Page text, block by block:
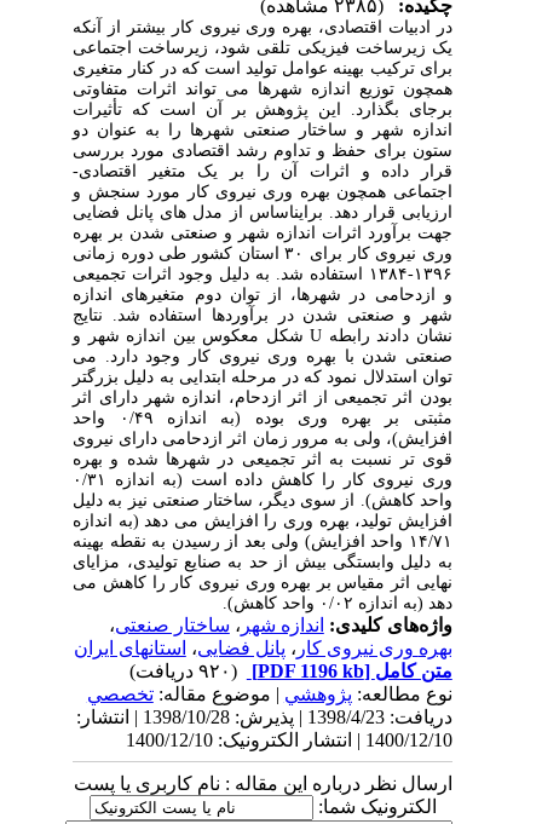
چکیده:
در ادبیات اقتصادی، بهرهوری نیروی کار بیشتر از آنکه
یک زیرساخت فیزیکی تلقی شود، زیرساخت اجتماعی
برای ترکیب بهینه عوامل تولید است که در کنار متغیری
همچون توزیع اندازه شهرها می ‎تواند اثرات متفاوتی
برجای بگذارد. این پژوهش بر آن است که تأثیرات
اندازه شهر و ساختار صنعتی شهرها را به عنوان دو
ستون برای حفظ و تداوم رشد اقتصادی مورد بررسی
قرار داده و اثرات آن را بر یک متغیر اقتصادی-
اجتماعی همچون بهرهوری نیروی کار مورد سنجش و
ارزیابی قرار دهد. براین‎اساس از مدل‎ های پانل فضایی
جهت برآورد اثرات اندازه شهر و صنعتی شدن بر بهره
وری نیروی کار برای ۳۰ استان کشور طی دوره زمانی
۱۳۹۶-۱۳۸۴ استفاده شد. به دلیل وجود اثرات تجمیعی
و ازدحامی در شهرها، از توان دوم متغیرهای اندازه
شهر و صنعتی شدن در برآوردها استفاده شد. نتایج
نشان دادند رابطهU شکل معکوس بین اندازه شهر و
صنعتی‎ شدن با بهره
وری نیروی کار وجود دارد. می
‎توان استدلال نمود که در مرحله ابتدایی به دلیل بزرگتر
بودن اثر تجمیعی از اثر ازدحام، اندازه شهر دارای اثر
مثبتی بر بهره
وری بوده (به اندازه ۰/۴۹ واحد
افزایش)، ولی به مرور زمان اثر ازدحامی دارای نیروی
قوی‎ تر نسبت به اثر تجمیعی در شهرها شده و بهره
وری نیروی کار را کاهش داده است (به اندازه ۰/۳۱
واحد کاهش). از سوی دیگر، ساختار صنعتی نیز به دلیل
افزایش تولید، بهره
وری را افزایش می‎ دهد (به اندازه
۱۴/۷۱ واحد افزایش) ولی بعد از رسیدن به نقطه بهینه
به دلیل وابستگی بیش از حد به صنایع تولیدی، مزایای
نهایی اثر مقیاس بر بهرهوری نیروی کار را کاهش می
واژه‌های کلیدی:اندازه شهر، ساختار صنعتی،
بهره‎ وری نیروی کار
، پانل فضایی،استان‎های ایران
متن کامل[PDF 1196 kb]
نوع مطالعه:پژوهشي| موضوع مقاله:تخصصي
دریافت: 1398/4/23 | پذیرش: 1398/10/28 | انتشار:
1400/12/10 | انتشار الکترونیک: 1400/12/10
ارسال نظر درباره این مقاله : نام کاربری یا پست
الکترونیک شما: